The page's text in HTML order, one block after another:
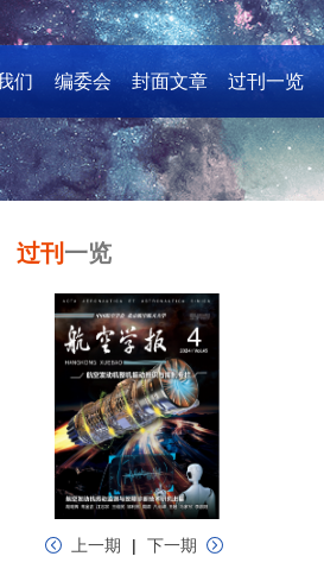
们 编委会 封面文章 过刊一览
过刊 一览
上一期
| 下一期